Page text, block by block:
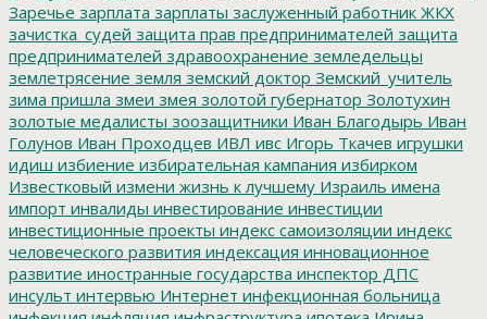
Заречье зарплата зарплаты заслуженный работник ЖКХ
зачистка_судей защита прав предпринимателей защита
предпринимателей здравоохранение земледельцы
землетрясение земля земский доктор Земский_учитель
зима пришла змеи змея золотой губернатор Золотухин
золотые медалисты зоозащитники Иван Благодырь Иван
Голунов Иван Проходцев ИВЛ ивс Игорь Ткачев игрушки
идиш избиение избирательная кампания избирком
Известковый измени жизнь к лучшему Израиль имена
импорт инвалиды инвестирование инвестиции
инвестиционные проекты индекс самоизоляции индекс
человеческого развития индексация инновационное
развитие иностранные государства инспектор ДПС
инсульт интервью Интернет инфекционная больница